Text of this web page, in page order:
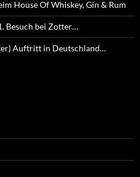
House Of Whiskey, Gin & Rum
Besuch bei Zotter…
Auftritt in Deutschland…